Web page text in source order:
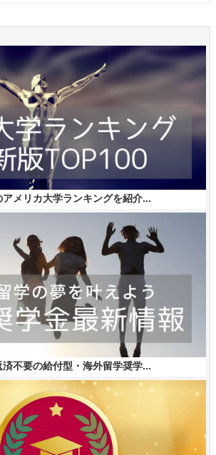
アメリカ大学ランキングを紹介...
済不要の給付型・海外留学奨学...